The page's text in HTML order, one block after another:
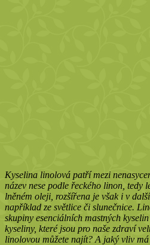
Kyselina linolová patří mezi
název nese podle řeckého linon, tedy
lněném oleji, rozšířena je však i v
například ze světlice či slunečnice.
skupiny esenciálních mastných
kyseliny, které jsou pro naše zdraví
linolovou můžete najít? A jaký vliv